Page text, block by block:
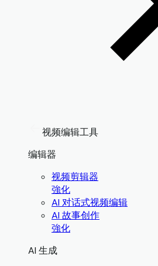
视频编辑工具
编辑器
视频剪辑器
強化
AI 对话式视频编辑
AI 故事创作
強化
AI 生成